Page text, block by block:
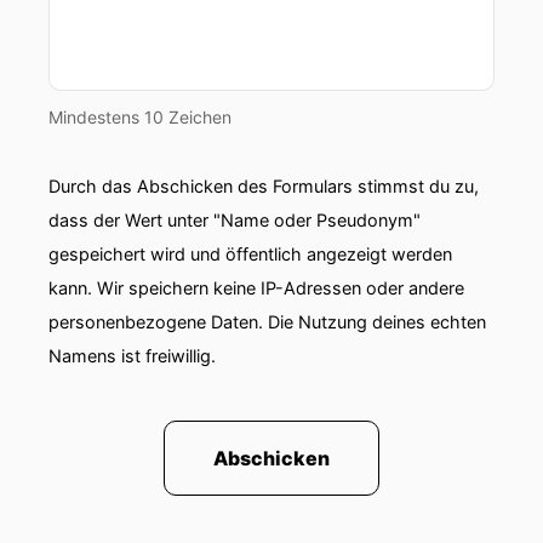
00:01:12: Genau!
00:01:14: schön dass du da bist oder ich bei dir
sein darf.
00:01:17: Das bin ich auch
00:01:18: Wahnsinn.
reinkam und dachte, wow, wenn man die Tür
aufmacht hängen die ganzen goldenen
Schallplatten da, die du quasi mit produzierst,
Mindestens 10 Zeichen
Durch das Abschicken des Formulars stimmst du zu,
dass der Wert unter "Name oder Pseudonym"
gespeichert wird und öffentlich angezeigt werden
kann. Wir speichern keine IP-Adressen oder andere
personenbezogene Daten. Die Nutzung deines echten
Namens ist freiwillig.
Abschicken